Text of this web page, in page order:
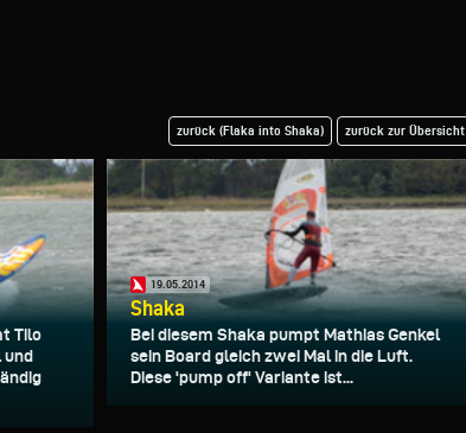
zurück (Flaka into Shaka) zurück zur Übersicht
Tilo
und
19.05.2014
Shaka
Bei diesem Shaka pumpt Mathias Genkel
sein Board gleich zwei Mal in die Luft.
Diese 'pump off' Variante ist...